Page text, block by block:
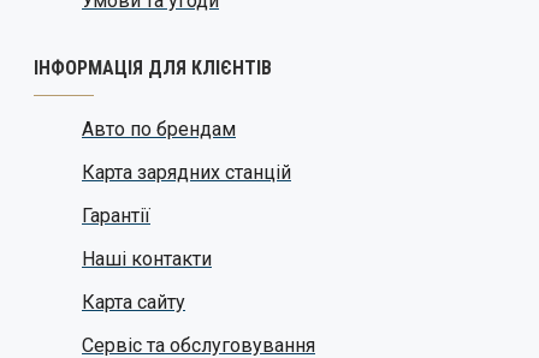
ІНФОРМАЦІЯ ДЛЯ КЛІЄНТІВ
Авто по брендам
Карта зарядних станцій
Гарантії
Наші контакти
Карта сайту
Сервіс та обслуговування